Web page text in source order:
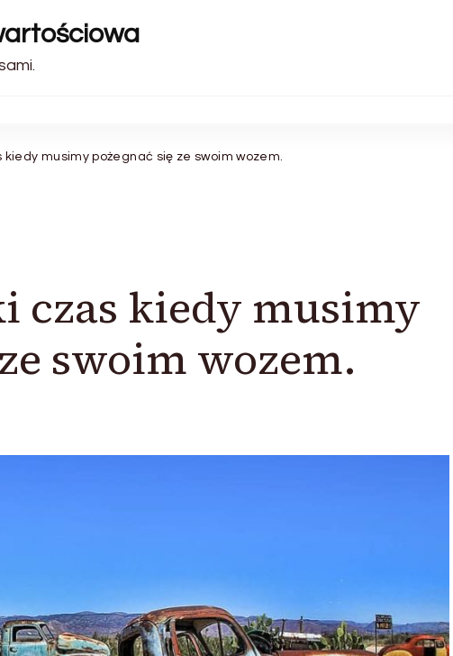
kiedy musimy pożegnać się ze swoim wozem.
czas kiedy musimy
swoim wozem.